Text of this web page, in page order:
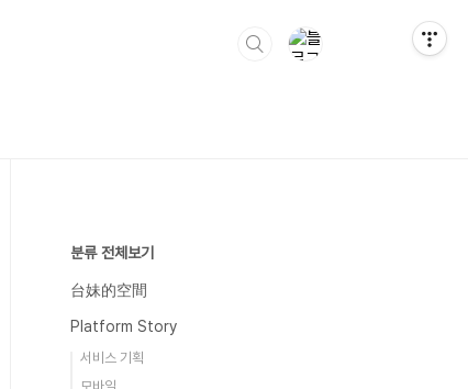
분류 전체보기
台妹的空間
Platform Story
서비스 기획